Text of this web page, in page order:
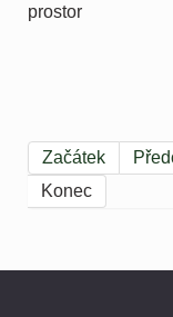
prostor
Začátek
Konec